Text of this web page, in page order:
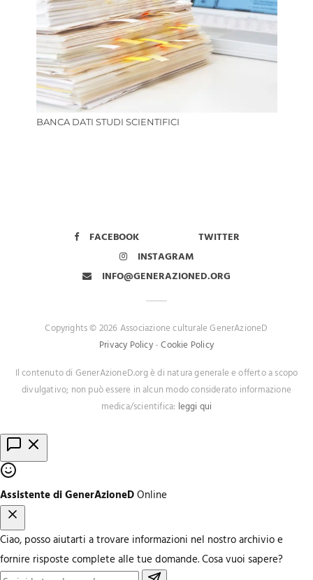
BANCA DATI STUDI SCIENTIFICI
FACEBOOK
TWITTER
INSTAGRAM
INFO@GENERAZIONED.ORG
Copyrights © 2026 Associazione culturale GenerAzioneD
Privacy Policy-Cookie Policy
Il contenuto di GenerAzioneD.org è di natura generale e offerto a scopo
divulgativo; non può essere in alcun modo considerato informazione
medica/scientifica: leggi qui
Assistente di GenerAzioneDOnline
Ciao, posso aiutarti a trovare informazioni nel nostro archivio e
fornire risposte complete alle tue domande. Cosa vuoi sapere?